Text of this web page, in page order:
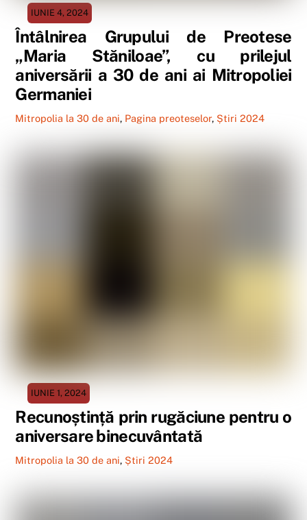
IUNIE 4, 2024
Întâlnirea Grupului de Preotese
„Maria Stăniloae”, cu prilejul
aniversării a 30 de ani ai Mitropoliei
Germaniei
Mitropolia la 30 de ani, Pagina preoteselor, Știri 2024
IUNIE 1, 2024
Recunoștință prin rugăciune pentru o
aniversare binecuvântată
Mitropolia la 30 de ani, Știri 2024